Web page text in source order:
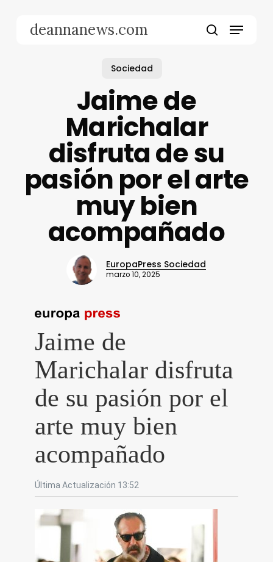
deannanews.com Menu
Sociedad
Jaime de
Marichalar
disfruta de su
pasión por el arte
muy bien
acompañado
EuropaPress Sociedad
marzo 10, 2025